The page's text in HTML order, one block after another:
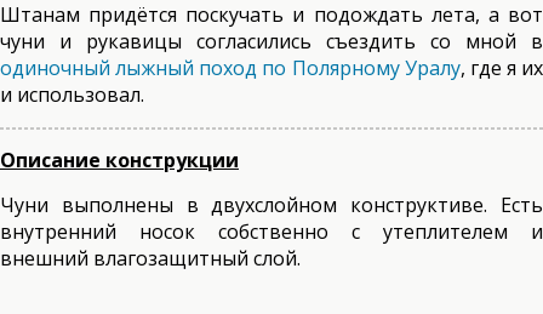
Штанам придётся поскучать и подождать лета, а вот
чуни и рукавицы согласились съездить со мной в
одиночный лыжный поход по Полярному Уралу, где я их
и использовал.
Описание конструкции
Чуни выполнены в двухслойном конструктиве. Есть
внутренний носок собственно с утеплителем и
внешний влагозащитный слой.